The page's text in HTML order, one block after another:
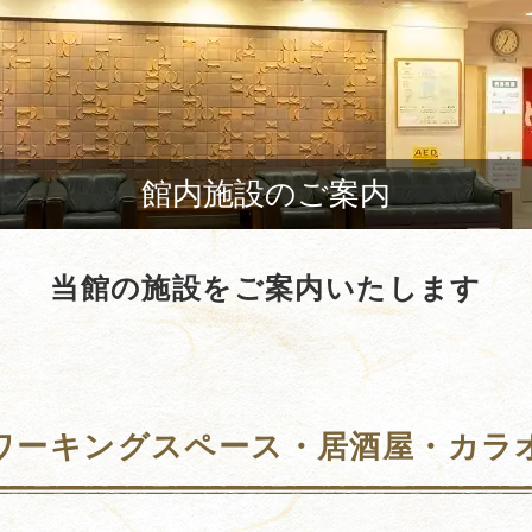
館内施設のご案内
当館の施設をご案内いたします
ーキングスペース・居酒屋・カラ